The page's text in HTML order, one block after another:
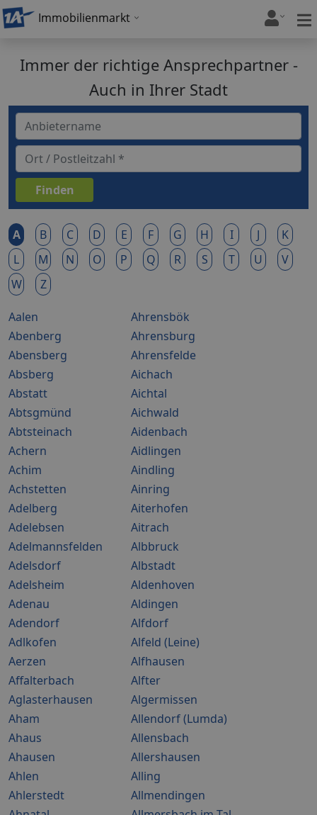
Immobilienmarkt
Immer der richtige Ansprechpartner -
Auch in Ihrer Stadt
A B C D E F G H I J
K
L
M N O P Q R S T U
V
W
Z
Aalen
Abenberg
Abensberg
Absberg
Abstatt
Abtsgmünd
Abtsteinach
Achern
Achim
Achstetten
Adelberg
Adelebsen
Adelmannsfelden
Adelsdorf
Adelsheim
Adenau
Adendorf
Adlkofen
Aerzen
Affalterbach
Aglasterhausen
Aham
Ahaus
Ahausen
Ahlen
Ahlerstedt
Ahrensbök
Ahrensburg
Ahrensfelde
Aichach
Aichtal
Aichwald
Aidenbach
Aidlingen
Aindling
Ainring
Aiterhofen
Aitrach
Albbruck
Albstadt
Aldenhoven
Aldingen
Alfdorf
Alfeld (Leine)
Alfhausen
Alfter
Algermissen
Allendorf (Lumda)
Allensbach
Allershausen
Alling
Allmendingen